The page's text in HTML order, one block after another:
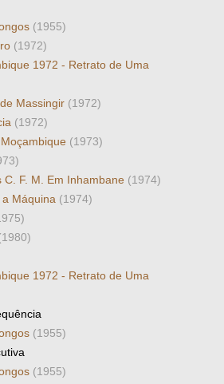
(1955)
(1972)
1972 - Retrato de Uma
Massingir (1972)
(1972)
(1973)
C. F. M. Em Inhambane (1974)
Máquina (1974)
1972 - Retrato de Uma
(1955)
(1955)